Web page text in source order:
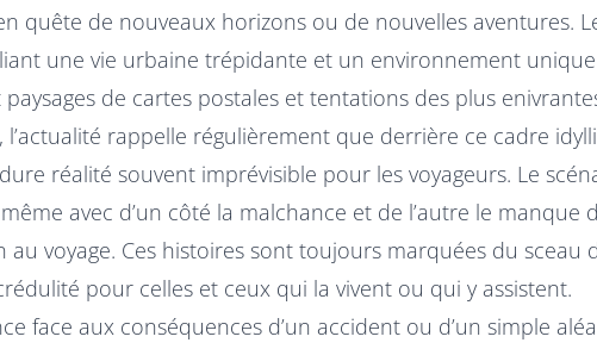
quête de nouveaux horizons ou de nouvelles aventures.
une vie urbaine trépidante et un environnement
de cartes postales et tentations des plus
l’actualité rappelle régulièrement que derrière ce cadre
réalité souvent imprévisible pour les voyageurs. Le
avec d’un côté la malchance et de l’autre le manque
au voyage. Ces histoires sont toujours marquées du sceau
pour celles et ceux qui la vivent ou qui y assistent.
face aux conséquences d’un accident ou d’un simple